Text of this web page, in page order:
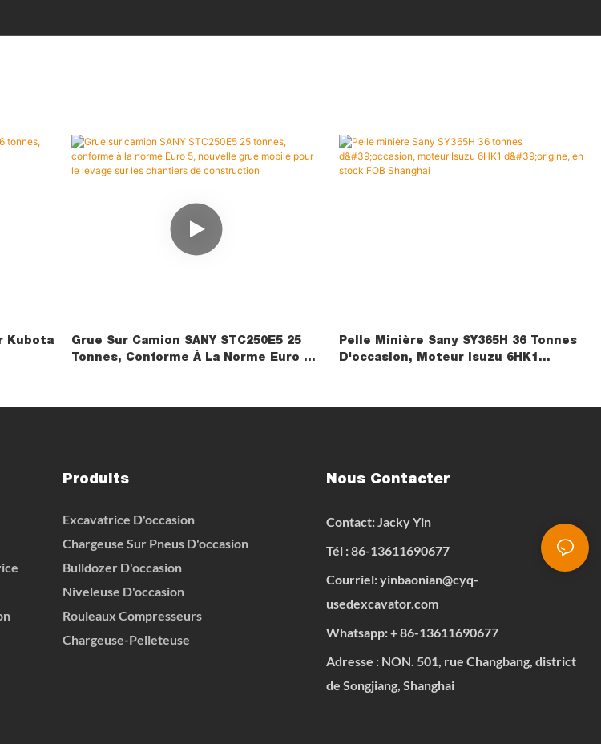
Kubota
Grue Sur Camion SANY STC250E5 25
Tonnes, Conforme À La Norme Euro 5,
Pelle Minière Sany SY365H 36 Tonnes
D'occasion, Moteur Isuzu 6HK1
Produits
Excavatrice D'occasion
Chargeuse Sur Pneus D'occasion
Bulldozer D'occasion
Niveleuse D'occasion
Rouleaux Compresseurs
Chargeuse-Pelleteuse
Nous Contacter
Contact: Jacky Yin
Tél : 86-13611690677
Courriel:yinbaonian@cyq-
usedexcavator.com
Whatsapp:+86-13611690677
Adresse : NON. 501, rue Changbang, district
de Songjiang, Shanghai